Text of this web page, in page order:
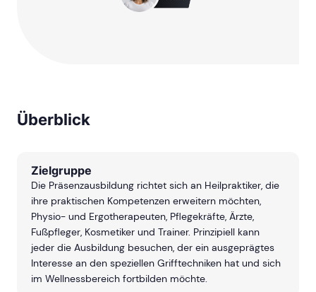
Überblick
Zielgruppe
Die Präsenzausbildung richtet sich an Heilpraktiker, die
ihre praktischen Kompetenzen erweitern möchten,
Physio- und Ergotherapeuten, Pflegekräfte, Ärzte,
Fußpfleger, Kosmetiker und Trainer. Prinzipiell kann
jeder die Ausbildung besuchen, der ein ausgeprägtes
Interesse an den speziellen Grifftechniken hat und sich
im Wellnessbereich fortbilden möchte.